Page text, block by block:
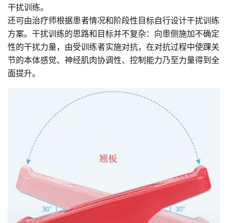
干扰训练。
还可由治疗师根据患者情况和阶段性目标自行设计干扰训练
方案。干扰训练的思路和目标并不复杂：向患侧施加不确定
性的干扰力量，由受训练者实施对抗，在对抗过程中使踝关
节的本体感觉、神经肌肉协调性、控制能力乃至力量得到全
面提升。